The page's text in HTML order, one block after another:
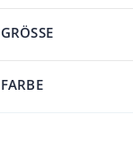
GRÖSSE
FARBE